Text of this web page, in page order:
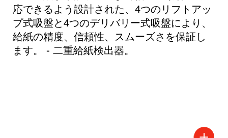
応できるよう設計された、4つのリフトアッ
プ式吸盤と4つのデリバリー式吸盤により、
給紙の精度、信頼性、スムーズさを保証し
ます。 - 二重給紙検出器。